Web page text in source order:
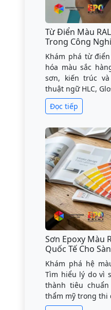
Từ Điển Màu
Trong Công
Khám phá từ
hóa màu sắc
sơn, kiến trúc
thuật ngữ HLC,
Đọc tiếp
Sơn Epoxy Màu
Quốc Tế Cho
Khám phá hệ
Tìm hiểu lý do vì
thành tiêu
thẩm mỹ trong thi